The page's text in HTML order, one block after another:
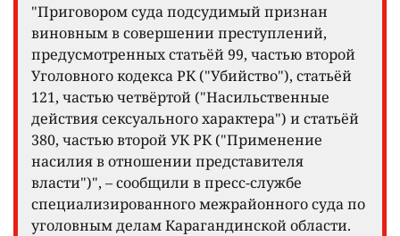
"Приговором суда подсудимый признан
виновным в совершении преступлений,
предусмотренных статьёй 99, частью второй
Уголовного кодекса РК ("Убийство"), статьёй
121, частью четвёртой ("Насильственные
действия сексуального характера") и статьёй
380, частью второй УК РК ("Применение
насилия в отношении представителя
власти")", – сообщили в пресс-службе
специализированного межрайонного суда по
уголовным делам Карагандинской области.